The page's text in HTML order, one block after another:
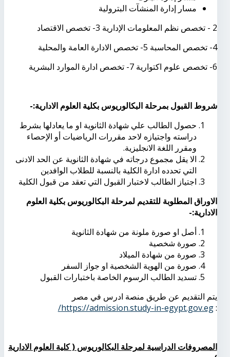
مسار إدارة المنشآت البترولية
2 - تخصص نظم المعلومات الإدارية 3- تخصص الاقتصاد
4- تخصص المحاسبة 5- تخصص الادارة العامة والمحلية
6- تخصص علوم اكتوارية 7- تخصص ادارة الموارد البشرية
شروط القبول بمرحلة البكالوريوس بكلية العلوم الادارية:-
حصول الطالب علي شهادة الثانوية او ما يعادلها بشرط
دراسته واجتيازه لاحد مقررات الرياضيات أو الإحصاء
ومقرر اللغة الانجليزية.
الا يقل مجموع درجاته في شهادة الثانوية عن الحد الادنى
التي تحدده ادارة الكلية بالنسبة للطلاب الوافدين
اجتياز الطالب لاختبار القبول التي تعقد من قبول الكلية
الاوراق المطلوبة للتقديم لمرحلة البكالوريوس بكلية العلوم
الادارية:-
أصل او صورة ملونة من شهادة الثانوية
صورة شخصية
صورة من شهادة الميلاد
صورة من الهوية الشخصية او جواز السفر
تسديد الطالب الرسوم الخاصة باختبارات القبول
يتم التقديم عن طريق منصة ادرس في مصر
:
https://admission.study-in-egypt.gov.eg/
المصروفات الدراسية لمرحلة البكالوريوس ( كلية العلوم الادارية